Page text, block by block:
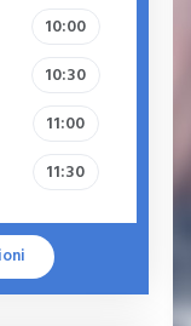
10:00
10:30
11:00
11:30